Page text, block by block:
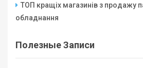
ТОП кращіх магазинів з продажу
обладнання
Полезные Записи